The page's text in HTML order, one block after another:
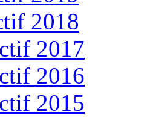
2018
2017
2016
2015